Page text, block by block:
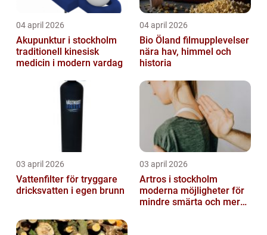
04 april 2026
Akupunktur i stockholm
traditionell kinesisk
medicin i modern vardag
04 april 2026
Bio Öland filmupplevelser
nära hav, himmel och
historia
03 april 2026
Vattenfilter för tryggare
dricksvatten i egen brunn
03 april 2026
Artros i stockholm
moderna möjligheter för
mindre smärta och mer